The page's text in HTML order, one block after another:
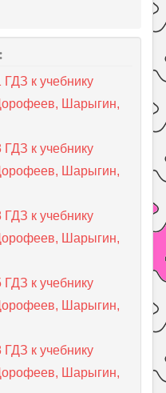
к учебнику
Шарыгин,
к учебнику
Шарыгин,
к учебнику
Шарыгин,
к учебнику
Шарыгин,
к учебнику
Шарыгин,